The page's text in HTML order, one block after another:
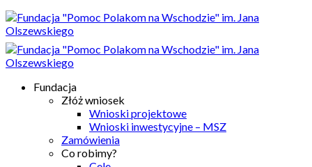
Fundacja
Złóż wniosek
Wnioski projektowe
Wnioski inwestycyjne – MSZ
Zamówienia
Co robimy?